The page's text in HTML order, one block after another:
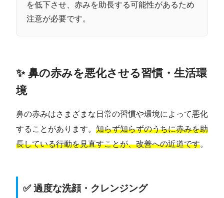
を低下させ、赤みを助長する可能性があるため
注意が必要です。
✨ 鼻の赤みを悪化させる習慣・生活環
境
鼻の赤みはさまざまな日常の習慣や環境によって悪化
することがあります。 知らず知らずのうちに赤みを助
長している行動を見直すことが、改善への近道です。
✅ 過度な洗顔・クレンジング